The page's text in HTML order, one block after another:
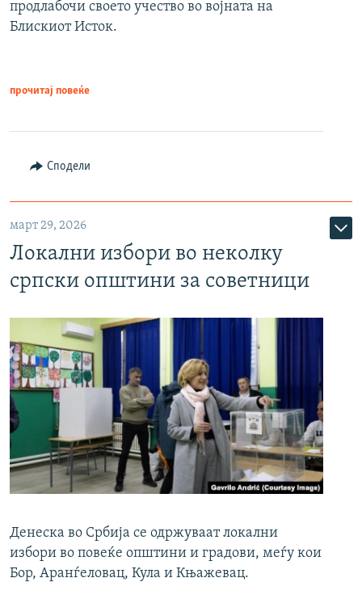
продлабочи своето учество во војната на
Блискиот Исток.
прочитај повеќе
Сподели
март 29, 2026
Локални избори во неколку
српски општини за советници
Денеска во Србија се одржуваат локални
избори во повеќе општини и градови, меѓу кои
Бор, Аранѓеловац, Кула и Књажевац.